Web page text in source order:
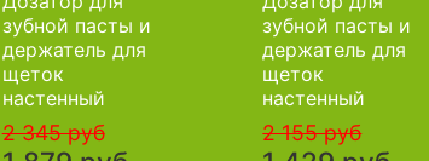
зубной пасты и
держатель для
щеток
настенный
2 345 руб
зубной пасты и
держатель для
щеток
настенный
2 155 руб